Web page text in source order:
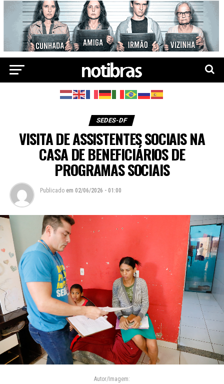
SEDES-DF
VISITA DE ASSISTENTES SOCIAIS NA
CASA DE BENEFICIÁRIOS DE
PROGRAMAS SOCIAIS
Publicado em 02/06/2026 - 01:00
Autor/Imagem: